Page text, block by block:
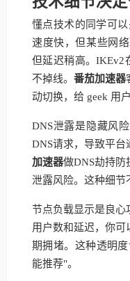
懂点技术的同学可以
速度快，但某些网络
但延迟稍高。IKEv2
不掉线。番茄加速器
动切换，给 geek 用
DNS泄露是隐藏风
DNS请求，导致平台
加速器做DNS劫持防
泄露风险。这种细节
节点负载显示是良心
用户数和延迟，你
期拥堵。这种透明
能推荐"。